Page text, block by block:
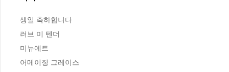
생일 축하합니다
러브 미 텐더
미뉴에트
어메이징 그레이스